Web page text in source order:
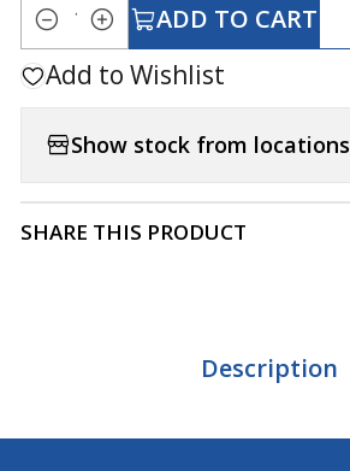
Quantity
ADD TO CART
Add to Wishlist
Show stock from locations
SHARE THIS PRODUCT
Description